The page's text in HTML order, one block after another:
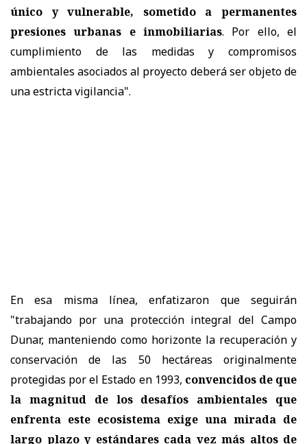
único y vulnerable, sometido a permanentes
presiones urbanas e inmobiliarias. Por ello, el
cumplimiento de las medidas y compromisos
ambientales asociados al proyecto deberá ser objeto de
una estricta vigilancia".
En esa misma línea, enfatizaron que seguirán
"trabajando por una protección integral del Campo
Dunar, manteniendo como horizonte la recuperación y
conservación de las 50 hectáreas originalmente
protegidas por el Estado en 1993, convencidos de que
la magnitud de los desafíos ambientales que
enfrenta este ecosistema exige una mirada de
largo plazo y estándares cada vez más altos de